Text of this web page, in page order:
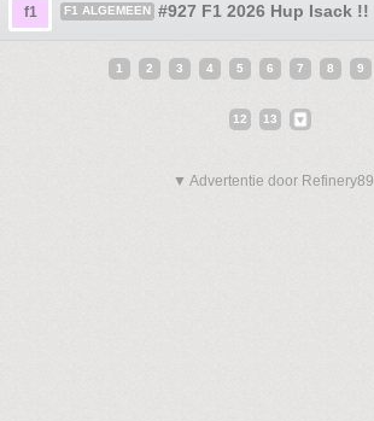
f1 F1 ALGEMEEN #927 F1 2026 Hup Isack !!
1 2 3 4 5 6 7 8 9
12 13
▼ Advertentie door Refinery89